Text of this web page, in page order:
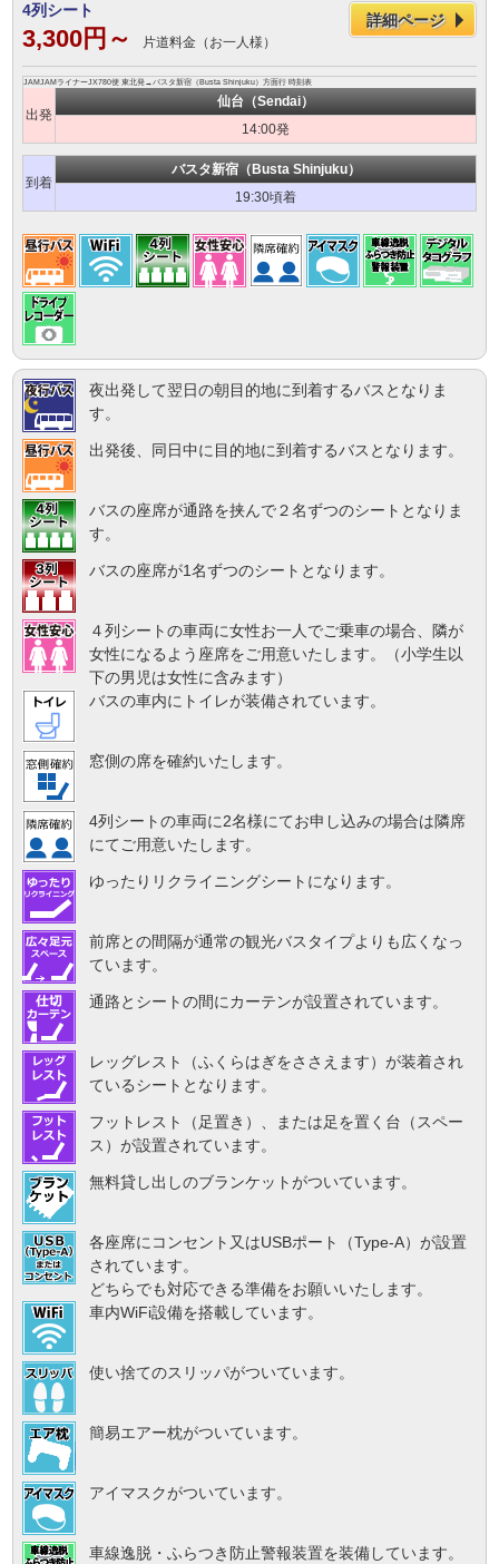
4列シート
3,300円～ 片道料金（お一人様）
詳細ページ
JAMJAMライナーJX780便 東北発→バスタ新宿（Busta Shinjuku）方面行 時刻表
出発
仙台（Sendai）
14:00発
到着
バスタ新宿（Busta Shinjuku）
19:30頃着
夜出発して翌日の朝目的地に到着するバスとなりま
す。
出発後、同日中に目的地に到着するバスとなります。
バスの座席が通路を挟んで２名ずつのシートとなりま
す。
バスの座席が1名ずつのシートとなります。
４列シートの車両に女性お一人でご乗車の場合、隣が
女性になるよう座席をご用意いたします。（小学生以
下の男児は女性に含みます）
バスの車内にトイレが装備されています。
窓側の席を確約いたします。
4列シートの車両に2名様にてお申し込みの場合は隣席
にてご用意いたします。
ゆったりリクライニングシートになります。
前席との間隔が通常の観光バスタイプよりも広くなっ
ています。
通路とシートの間にカーテンが設置されています。
レッグレスト（ふくらはぎをささえます）が装着され
ているシートとなります。
フットレスト（足置き）、または足を置く台（スペー
ス）が設置されています。
無料貸し出しのブランケットがついています。
各座席にコンセント又はUSBポート（Type-A）が設置
されています。
どちらでも対応できる準備をお願いいたします。
車内WiFi設備を搭載しています。
使い捨てのスリッパがついています。
簡易エアー枕がついています。
アイマスクがついています。
車線逸脱・ふらつき防止警報装置を装備しています。